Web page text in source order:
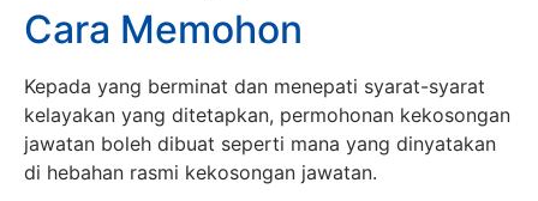
Cara Memohon
Kepada yang berminat dan menepati syarat-syarat
kelayakan yang ditetapkan, permohonan kekosongan
jawatan boleh dibuat seperti mana yang dinyatakan
di hebahan rasmi kekosongan jawatan.